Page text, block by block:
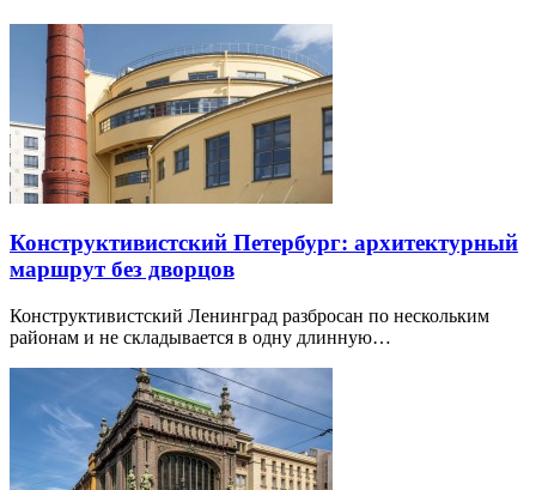
Конструктивистский Петербург: архитектурный
маршрут без дворцов
Конструктивистский Ленинград разбросан по нескольким
районам и не складывается в одну длинную…